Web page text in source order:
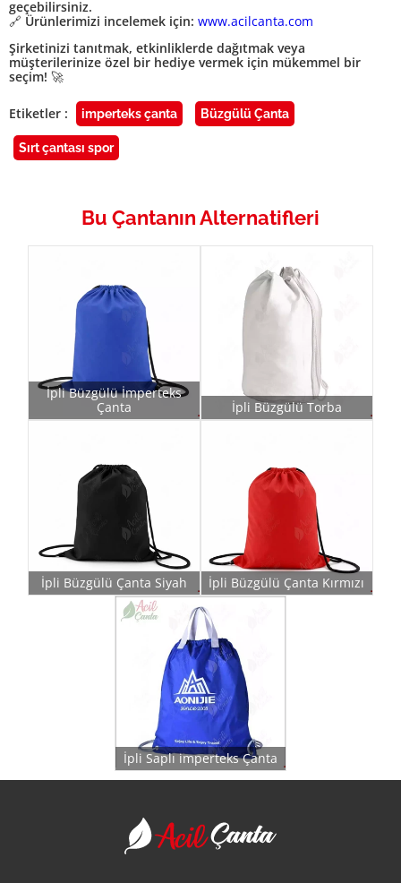
Bu Çantanın Alternatifleri
İpli Büzgülü İmperteks
Çanta
İpli Büzgülü Torba
İpli Büzgülü Çanta Siyah İpli Büzgülü Çanta Kırmızı
İpli Saplı imperteks Çanta
geçebilirsiniz.
🔗 Ürünlerimizi incelemek için: www.acilcanta.com
Şirketinizi tanıtmak, etkinliklerde dağıtmak veya
müşterilerinize özel bir hediye vermek için mükemmel bir
seçim! 🚀
Etiketler : imperteks çanta Büzgülü Çanta
Sırt çantası spor